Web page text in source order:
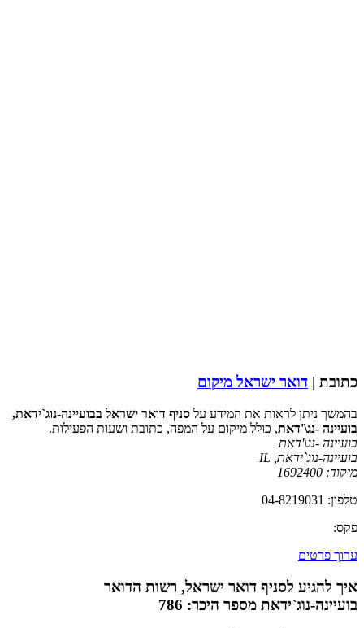
כתובת | דואר ישראל מיקום
בהמשך ניתן לראות את המידע על סניף דואר ישראל בבועיינה-נוג`ידאת,
בועיינה -נג\'דאת, כולל מיקום על המפה, כתובת ושעות הפעילות.
בועיינה -נג\'דאת
בועיינה-נוג`ידאת IL
מיקוד: 1692400
טלפון: 04-8219031
פקס:
ערוך פרטים
איך להגיע לסניף דואר ישראל, רשות הדואר
בועיינה-נוג`ידאת מספר היכר: 786